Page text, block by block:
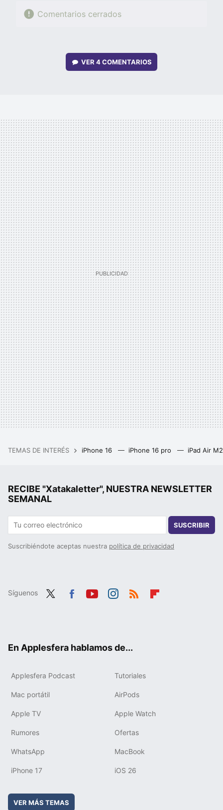
Comentarios cerrados
VER 4 COMENTARIOS
TEMAS DE INTERÉS iPhone 16 iPhone 16 pro iPad Air
RECIBE "Xatakaletter", NUESTRA NEWSLETTER
SEMANAL
SUSCRIBIR
Suscribiéndote aceptas nuestra política de privacidad
Síguenos
En Applesfera hablamos de...
Applesfera Podcast Tutoriales
Mac portátil AirPods
Apple TV Apple Watch
Rumores Ofertas
WhatsApp MacBook
iPhone 17 iOS 26
VER MÁS TEMAS